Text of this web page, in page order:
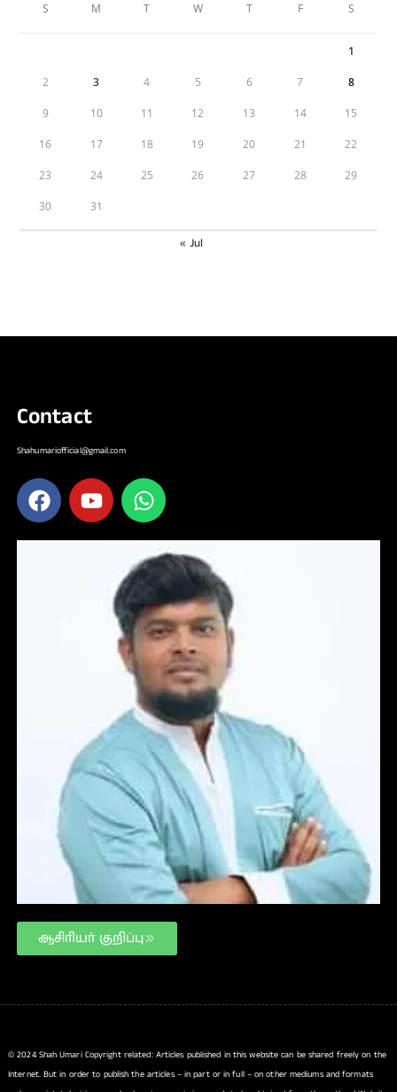
S M T W T F S
1
2 3 4 5 6 7 8
9 10 11 12 13 14 15
16 17 18 19 20 21 22
23 24 25 26 27 28 29
30 31
« Jul
Contact
Shahumariofficial@gmail.com
ஆசிரியர் குறிப்பு
© 2024 Shah Umari Copyright related: Articles published in this website can be shared freely on the
Internet. But in order to publish the articles – in part or in full – on other mediums and formats